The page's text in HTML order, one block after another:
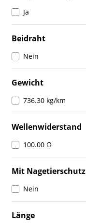
Ja
Beidraht
Nein
Gewicht
736.30 kg/km
Wellenwiderstand
100.00 Ω
Mit Nagetierschutz
Nein
Länge